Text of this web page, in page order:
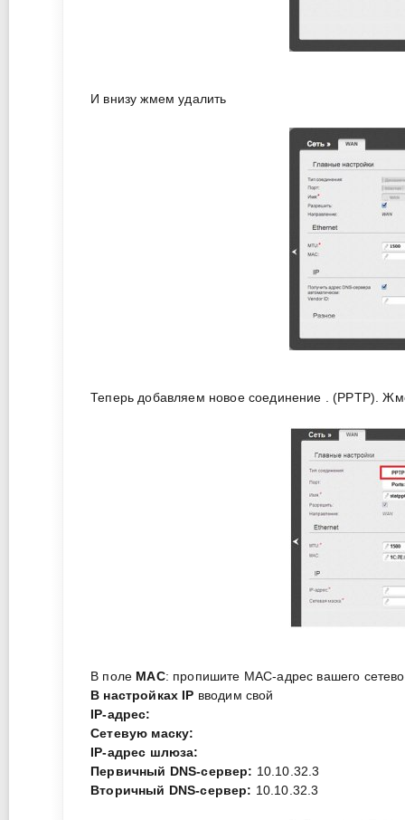
И внизу жмем удалить
Теперь добавляем новое соединение . (PPTP).
В поле MAC: пропишите МАС-адрес вашего
В настройках IP вводим свой
IP-адрес:
Сетевую маску:
IP-адрес шлюза:
Первичный DNS-сервер: 10.10.32.3
Вторичный DNS-сервер: 10.10.32.3